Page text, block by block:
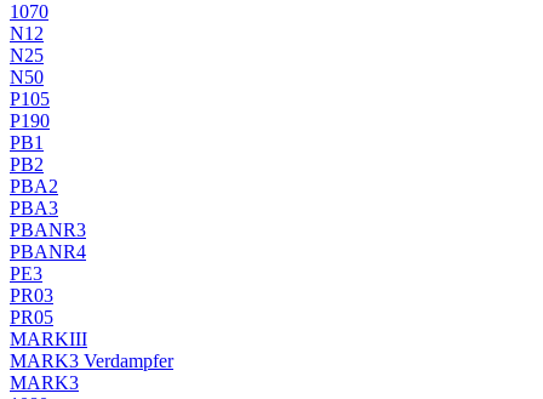
1070
N12
N25
N50
P105
P190
PB1
PB2
PBA2
PBA3
PBANR3
PBANR4
PE3
PR03
PR05
MARKIII
MARK3 Verdampfer
MARK3